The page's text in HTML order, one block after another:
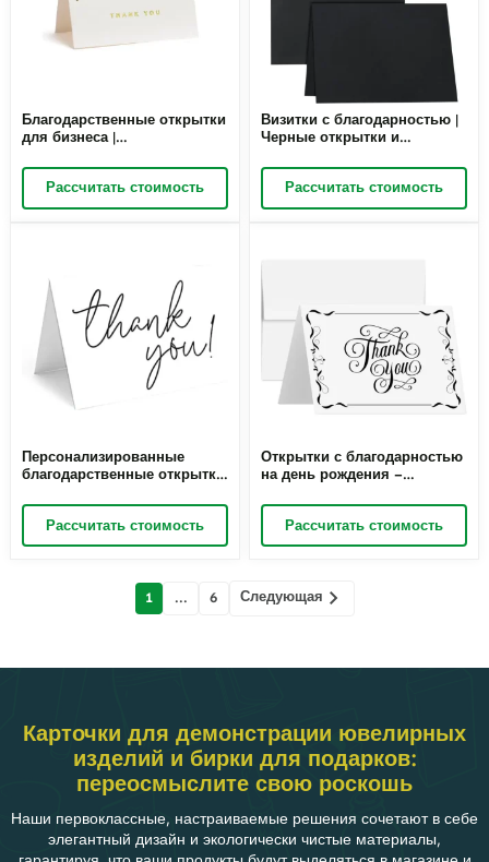
Благодарственные открытки
для бизнеса |
с золотой фольгой, пустые
благодарственные записки
цвета слоновой кости и
Рассчитать стоимость
Визитки с благодарностью |
Черные открытки и
размер 5 x 7 дюймов,
пустые, для печати |
Оптовая продажа Richpack
Рассчитать стоимость
Персонализированные
благодарственные открытки
открытки размером 5×7
дюймов, идеально
подходящие для бизнеса
| Оптовая продажа от
Рассчитать стоимость
Открытки с благодарностью
на день рождения –
поздравительные открытки
для свадьбы, Рождества,
Дня святого Валентина,
Рассчитать стоимость
1 ... 6 Следующая
Карточки для демонстрации ювелирных
изделий и бирки для подарков:
переосмыслите свою роскошь
Наши первоклассные, настраиваемые решения сочетают в себе
элегантный дизайн и экологически чистые материалы,